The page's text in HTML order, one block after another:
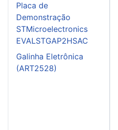
Placa de
Demonstração
STMicroelectronics
EVALSTGAP2HSAC
Galinha Eletrônica
(ART2528)